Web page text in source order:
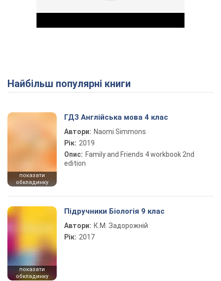
Play Video
Найбільш популярні книги
показати
обкладинку
ГДЗ Англійська мова 4 клас
Автори: Naomi Simmons
Рік: 2019
Опис: Family and Friends 4 workbook 2nd
edition
показати
обкладинку
Підручники Біологія 9 клас
Автори: К.М. Задорожній
Рік: 2017